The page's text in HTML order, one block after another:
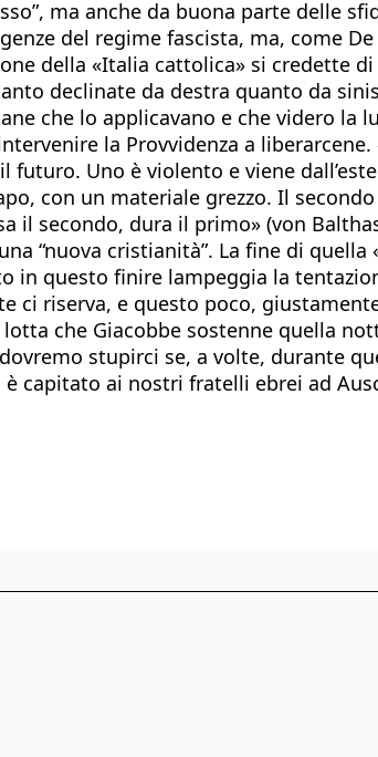
ma anche da buona parte delle
del regime fascista, ma, come
della «Italia cattolica» si credette
declinate da destra quanto da
che lo applicavano e che videro la
la Provvidenza a
Uno è violento e viene
con un materiale grezzo. Il
il secondo, dura il primo» (von
“nuova cristianità”. La fine di
in questo finire lampeggia la
riserva, e questo poco,
che Giacobbe sostenne quella
stupirci se, a volte, durante
capitato ai nostri fratelli ebrei ad